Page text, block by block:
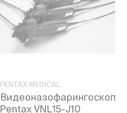
PENTAX MEDICAL
Видеоназофарингоскоп
Pentax VNL15-J10